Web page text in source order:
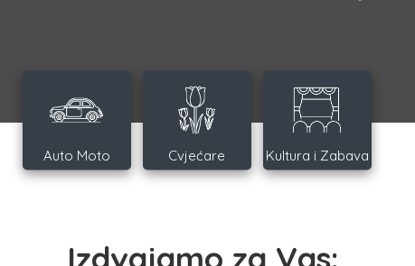
Auto Moto Cvjećare Kultura i Zabava
Izdvajamo za Vas: